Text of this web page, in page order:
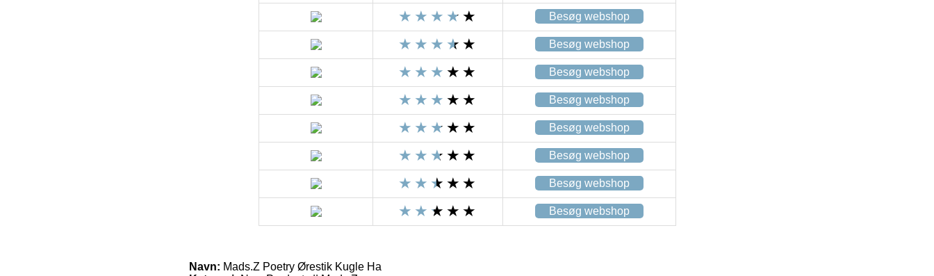
Besøg webshop
Besøg webshop
Besøg webshop
Besøg webshop
Besøg webshop
Besøg webshop
Besøg webshop
Besøg webshop
Navn: Mads.Z Poetry Ørestik Kugle Ha